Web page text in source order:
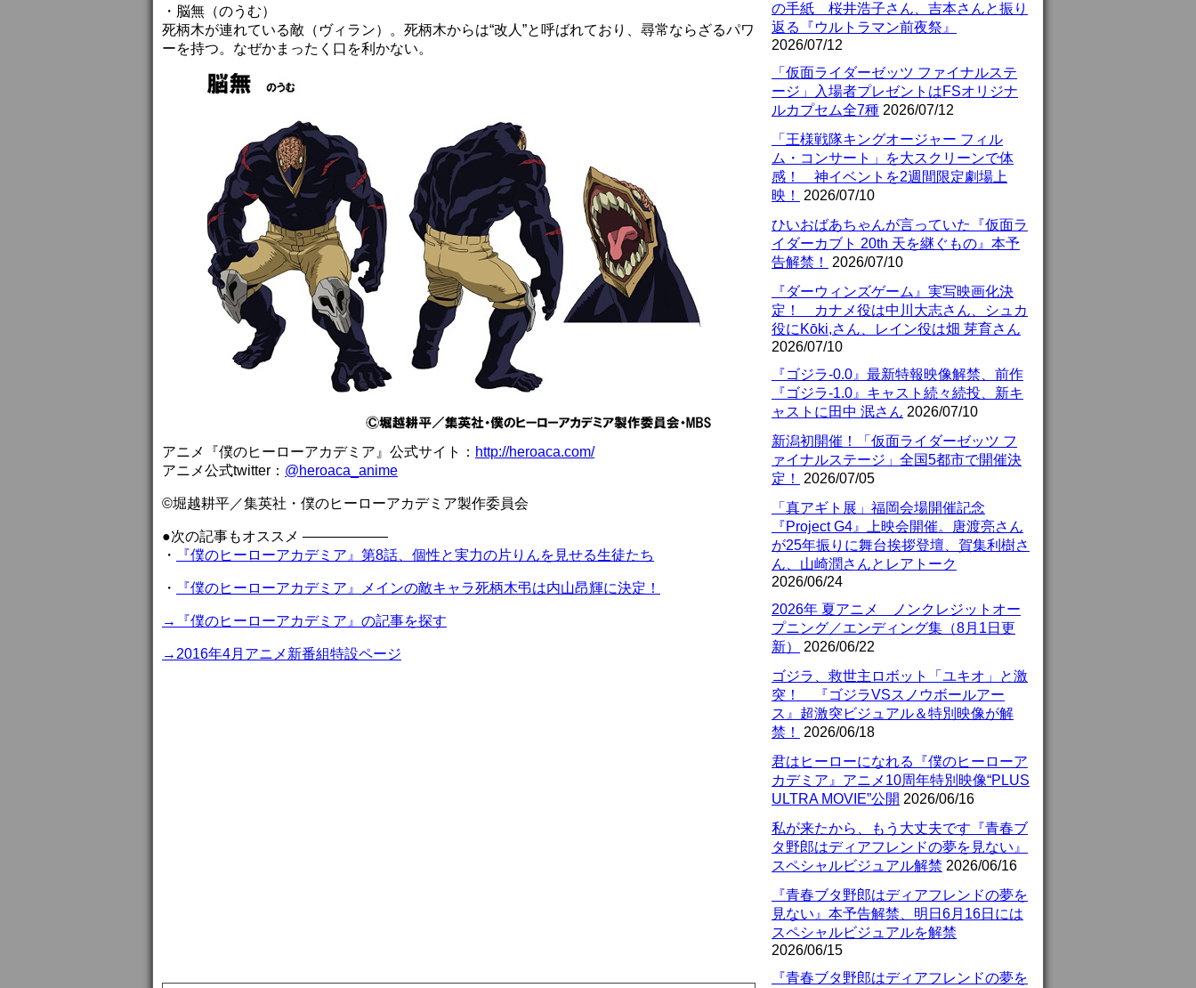
・脳無（のうむ）
死柄木が連れている敵（ヴィラン）。死柄木からは“改人”と呼ばれており、尋常ならざるパワ
ーを持つ。なぜかまったく口を利かない。
アニメ『僕のヒーローアカデミア』公式サイト： http://heroaca.com/
アニメ公式twitter： @heroaca_anime
©堀越耕平／集英社・僕のヒーローアカデミア製作委員会
●次の記事もオススメ ——————
・
『僕のヒーローアカデミア』第8話、個性と実力の片りんを見せる生徒たち
・ 『僕のヒーローアカデミア』メインの敵キャラ死柄木弔は内山昂輝に決定！
→『僕のヒーローアカデミア』の記事を探す
→2016年4月アニメ新番組特設ページ
の手紙 桜井浩子さん、吉本さんと振り
返る『ウルトラマン前夜祭』
2026/07/12
「仮面ライダーゼッツ ファイナルステ
ージ」入場者プレゼントはFSオリジナ
ルカプセム全7種 2026/07/12
「王様戦隊キングオージャー フィル
ム・コンサート」を大スクリーンで体
感！ 神イベントを2週間限定劇場上
映！
2026/07/10
ひいおばあちゃんが言っていた『仮面ラ
イダーカブト 20th 天を継ぐもの』本予
告解禁！
2026/07/10
『ダーウィンズゲーム』実写映画化決
定！ カナメ役は中川大志さん、シュカ
役にKōki,さん、レイン役は畑 芽育さん
2026/07/10
『ゴジラ-0.0』最新特報映像解禁、前作
『ゴジラ-1.0』キャスト続々続投、新キ
ャストに田中 泯さん 2026/07/10
新潟初開催！「仮面ライダーゼッツ フ
ァイナルステージ」全国5都市で開催決
定！
2026/07/05
「真アギト展」福岡会場開催記念
『Project G4』上映会開催。唐渡亮さん
が25年振りに舞台挨拶登壇、賀集利樹さ
ん、山崎潤さんとレアトーク
2026/06/24
2026年 夏アニメ ノンクレジットオー
プニング／エンディング集（8月1日更
新）
2026/06/22
ゴジラ、救世主ロボット「ユキオ」と激
突！ 『ゴジラVSスノウボールアー
ス』超激突ビジュアル＆特別映像が解
禁！
2026/06/18
君はヒーローになれる『僕のヒーローア
カデミア』アニメ10周年特別映像“PLUS
ULTRA MOVIE”公開 2026/06/16
私が来たから、もう大丈夫です『青春ブ
タ野郎はディアフレンドの夢を見ない』
スペシャルビジュアル解禁 2026/06/16
『青春ブタ野郎はディアフレンドの夢を
見ない』本予告解禁、明日6月16日には
スペシャルビジュアルを解禁
2026/06/15
『青春ブタ野郎はディアフレンドの夢を